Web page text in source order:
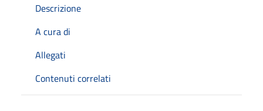
Descrizione
A cura di
Allegati
Contenuti correlati